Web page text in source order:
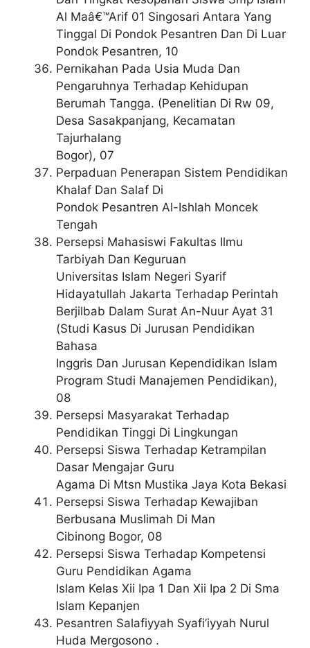
Al Maâ€™Arif 01 Singosari Antara Yang
Tinggal Di Pondok Pesantren Dan Di Luar
Pondok Pesantren, 10
Pernikahan Pada Usia Muda Dan
Pengaruhnya Terhadap Kehidupan
Berumah Tangga. (Penelitian Di Rw 09,
Desa Sasakpanjang, Kecamatan
Tajurhalang
Bogor), 07
Perpaduan Penerapan Sistem Pendidikan
Khalaf Dan Salaf Di
Pondok Pesantren Al-Ishlah Moncek
Tengah
Persepsi Mahasiswi Fakultas Ilmu
Tarbiyah Dan Keguruan
Universitas Islam Negeri Syarif
Hidayatullah Jakarta Terhadap Perintah
Berjilbab Dalam Surat An-Nuur Ayat 31
(Studi Kasus Di Jurusan Pendidikan
Bahasa
Inggris Dan Jurusan Kependidikan Islam
Program Studi Manajemen Pendidikan),
08
Persepsi Masyarakat Terhadap
Pendidikan Tinggi Di Lingkungan
Persepsi Siswa Terhadap Ketrampilan
Dasar Mengajar Guru
Agama Di Mtsn Mustika Jaya Kota Bekasi
Persepsi Siswa Terhadap Kewajiban
Berbusana Muslimah Di Man
Cibinong Bogor, 08
Persepsi Siswa Terhadap Kompetensi
Guru Pendidikan Agama
Islam Kelas Xii Ipa 1 Dan Xii Ipa 2 Di Sma
Islam Kepanjen
Pesantren Salafiyyah Syafi’iyyah Nurul
Huda Mergosono .